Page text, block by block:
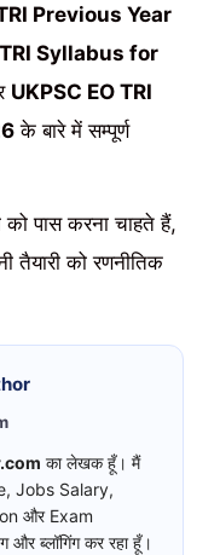
Previous Year
TRI Syllabus for
UKPSC EO TRI
के बारे में सम्पूर्ण
पास करना चाहते हैं,
तैयारी को रणनीतिक
का लेखक हूँ। मैं
Jobs Salary,
और Exam
और ब्लॉगिंग कर रहा हूँ।